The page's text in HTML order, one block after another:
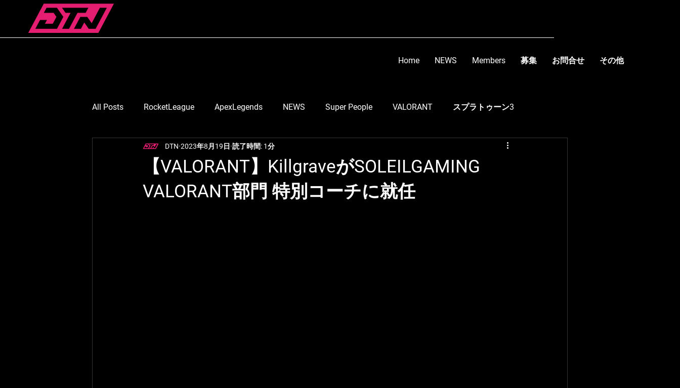
Home NEWS Members 募集 お問合せ その他
All Posts RocketLeague ApexLegends NEWS Super People VALORANT スプラトゥーン3
スマブラ Suruga Monkey 顔芸
七浬憂/ななりうい 月島ごう LEIA スマブラ部門 ちくのぼ DETONATOR
【VALORANT】KillgraveがSOLEILGAMING
VALORANT部門 特別コーチに就任
DTN 2023年8月19日 読了時間: 1分